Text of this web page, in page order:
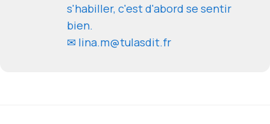
s'habiller, c'est d'abord se sentir
bien.
✉ lina.m@tulasdit.fr